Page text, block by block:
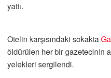
yattı.
Otelin karşısındaki sokakta
öldürülen her bir gazetecinin
yelekleri sergilendi.